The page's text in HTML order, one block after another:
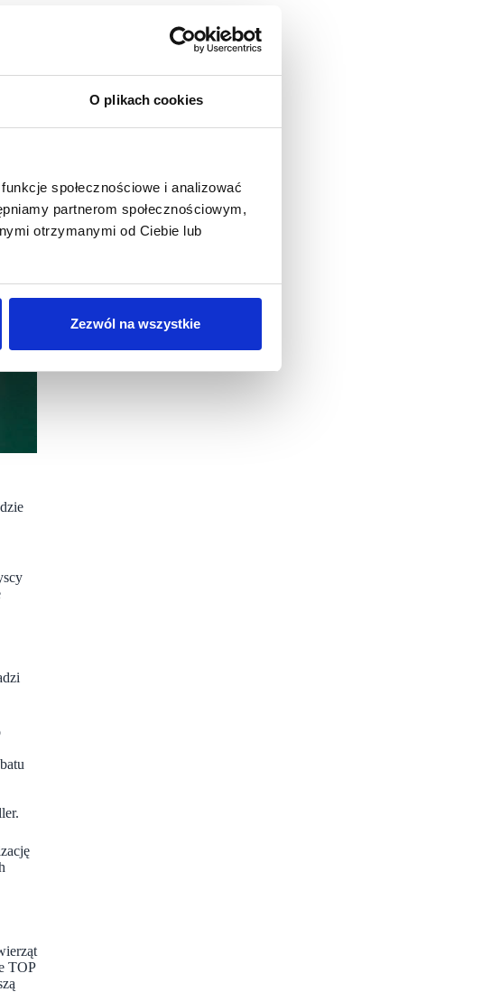
O plikach cookies
społecznościowe i analizować
partnerom społecznościowym,
otrzymanymi od Ciebie lub
Zezwól na wszystkie
TOP